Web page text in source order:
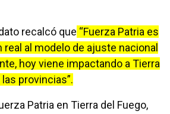
recalcó que “Fuerza Patria es
al modelo de ajuste nacional
hoy viene impactando a Tierra
provincias”.
Patria en Tierra del Fuego,